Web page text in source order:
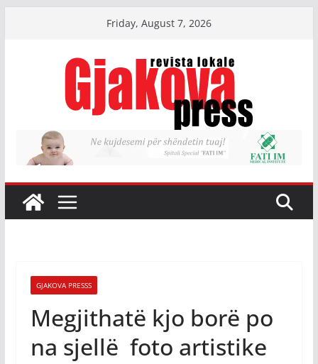
Friday, August 7, 2026
GJAKOVA PRESSS
Megjithatë kjo borë po
na sjellë foto artistike